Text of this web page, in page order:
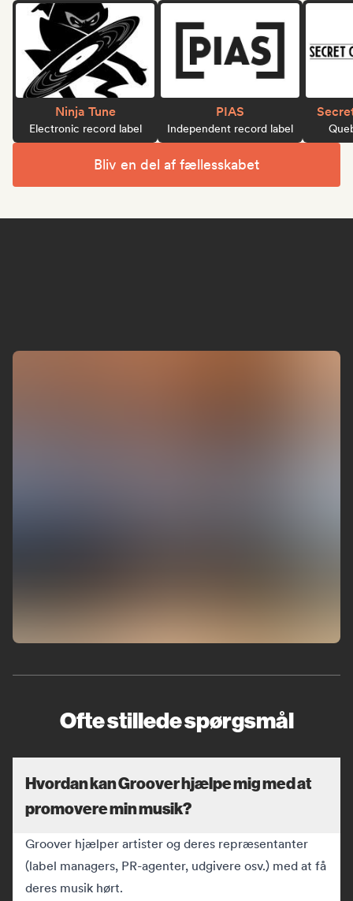
Ninja Tune
Electronic record label
PIAS
Independent record label
Bliv en del af fællesskabet
Ofte stillede spørgsmål
Hvordan kan Groover hjælpe mig med at
promovere min musik?
Groover hjælper artister og deres repræsentanter
(label managers, PR-agenter, udgivere osv.) med at få
deres musik hørt.